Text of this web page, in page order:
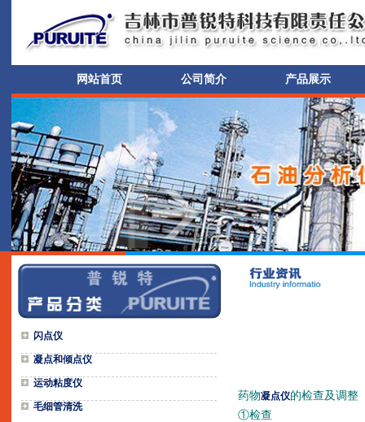
网站首页 公司简介 产品展示
闪点仪
凝点和倾点仪
运动粘度仪
毛细管清洗
药物凝点仪的检查及调整
①检查